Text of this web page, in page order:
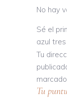
No hay
Sé el
azul
Tu
Tu